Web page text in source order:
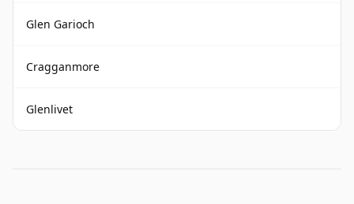
Glen Garioch
Cragganmore
Glenlivet